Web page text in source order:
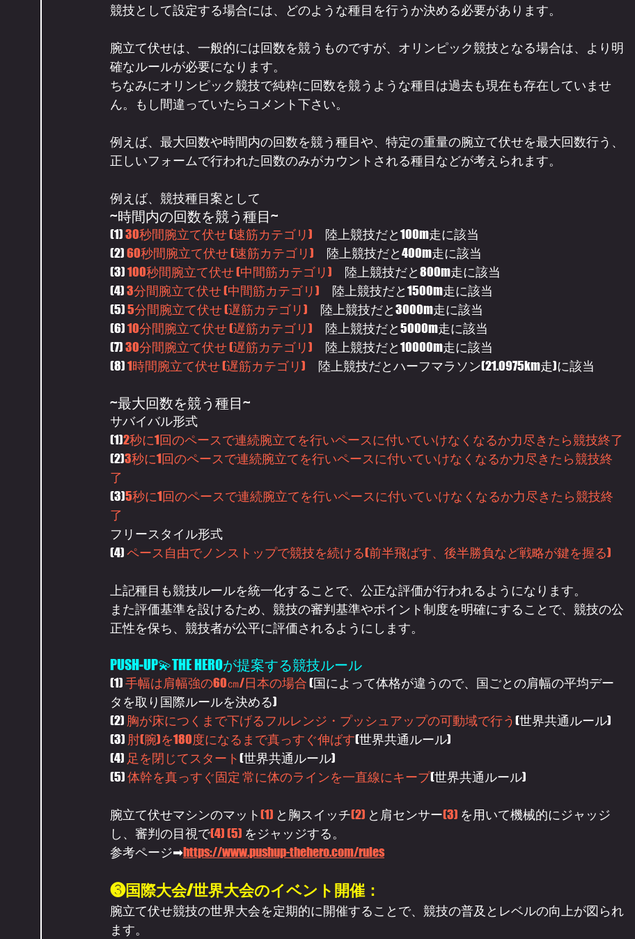
競技として設定する場合には、どのような種目を行うか決める必要があります。
腕立て伏せは、一般的には回数を競うものですが、オリンピック競技となる場合は、より明
確なルールが必要になります。
ちなみにオリンピック競技で純粋に回数を競うような種目は過去も現在も存在していませ
ん。もし間違っていたらコメント下さい。
例えば、最大回数や時間内の回数を競う種目や、特定の重量の腕立て伏せを最大回数行う、
正しいフォームで行われた回数のみがカウントされる種目などが考えられます。
例えば、競技種目案として
~時間内の回数を競う種目~
(1) 30秒間腕立て伏せ (速筋カテゴリ) 陸上競技だと100m走に該当
(2) 60秒間腕立て伏せ (速筋カテゴリ) 陸上競技だと400m走に該当
(3) 100秒間腕立て伏せ (中間筋カテゴリ) 陸上競技だと800m走に該当
(4) 3分間腕立て伏せ (中間筋カテゴリ) 陸上競技だと1500m走に該当
(5) 5分間腕立て伏せ (遅筋カテゴリ) 陸上競技だと3000m走に該当
(6) 10分間腕立て伏せ (遅筋カテゴリ) 陸上競技だと5000m走に該当
(7) 30分間腕立て伏せ (遅筋カテゴリ) 陸上競技だと10000m走に該当
(8) 1時間腕立て伏せ (遅筋カテゴリ) 陸上競技だとハーフマラソン(21.0975km走)に該当
~最大回数を競う種目~
サバイバル形式
(1)2秒に1回のペースで連続腕立てを行いペースに付いていけなくなるか力尽きたら競技終了
(2)3秒に1回のペースで連続腕立てを行いペースに付いていけなくなるか力尽きたら競技終
了
(3)5秒に1回のペースで連続腕立てを行いペースに付いていけなくなるか力尽きたら競技終
了
フリースタイル形式
(4) ペース自由でノンストップで競技を続ける(前半飛ばす、後半勝負など戦略が鍵を握る)
上記種目も競技ルールを統一化することで、公正な評価が行われるようになります。
また評価基準を設けるため、競技の審判基準やポイント制度を明確にすることで、競技の公
正性を保ち、競技者が公平に評価されるようにします。
PUSH-UP💫THE HEROが提案する競技ルール
(1) 手幅は肩幅強の60㎝/日本の場合 (国によって体格が違うので、国ごとの肩幅の平均デー
タを取り国際ルールを決める)
(2) 胸が床につくまで下げるフルレンジ・プッシュアップの可動域で行う(世界共通ルール)
(3) 肘(腕)を180度になるまで真っすぐ伸ばす(世界共通ルール)
(4) 足を閉じてスタート(世界共通ルール)
(5) 体幹を真っすぐ固定 常に体のラインを一直線にキープ(世界共通ルール)
腕立て伏せマシンのマット(1) と胸スイッチ(2) と肩センサー(3) を用いて機械的にジャッジ
し、審判の目視で(4) (5) をジャッジする。
参考ページ➡https://www.pushup-thehero.com/rules
❸国際大会/世界大会のイベント開催：
腕立て伏せ競技の世界大会を定期的に開催することで、競技の普及とレベルの向上が図られ
ます。